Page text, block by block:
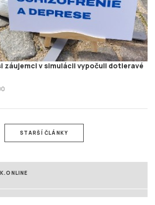
záujemci v simulácii vypočuli dotieravé
STARŠÍ ČLÁNKY